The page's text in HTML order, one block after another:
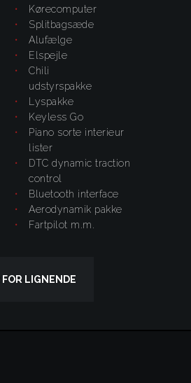
kørecomputer
splitbagsæde
alufælge
elspejle
Chili
udstyrspakke
lyspakke
Keyless Go
Piano sorte interieur
lister
DTC dynamic traction
control
bluetooth interface
Aerodynamik pakke
fartpilot m.m.
FOR LIGNENDE